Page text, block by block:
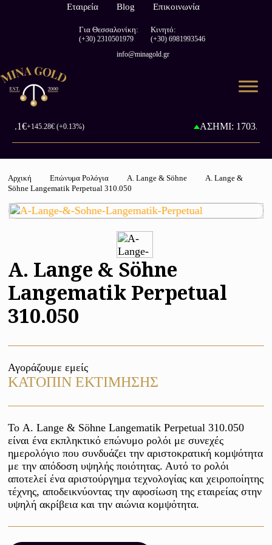
Εταιρεία Blog Επικοινωνία
Για Θεσσαλονίκη:
(+30) 2310501979
Κινητό:
(+30) 6981993546
info@minagold.gr
+145.28€ (+0.13%) ΑΣΗΜΙ: 1703.04€
Αρχική Επώνυμα Ρολόγια A. Lange & Söhne
A. Lange &
Söhne Langematik Perpetual 310.050
A. Lange & Söhne
Langematik Perpetual
310.050
Αγοράζουμε εμείς
ΚΑΤΟΠΙΝ ΕΚΤΙΜΗΣΗΣ
Το A. Lange & Söhne Langematik Perpetual 310.050
είναι ένα εκπληκτικό επώνυμο ρολόι με συνεχές
ημερολόγιο που συνδυάζει την αριστοκρατική κομψότητα
με την απόδοση υψηλής ποιότητας. Αυτό το ρολόι
αποτελεί ένα αριστούργημα τεχνολογίας και χειροποίητης
τέχνης, αποδεικνύοντας την αφοσίωση της εταιρείας στην
υψηλή ακρίβεια και την αιώνια κομψότητα.